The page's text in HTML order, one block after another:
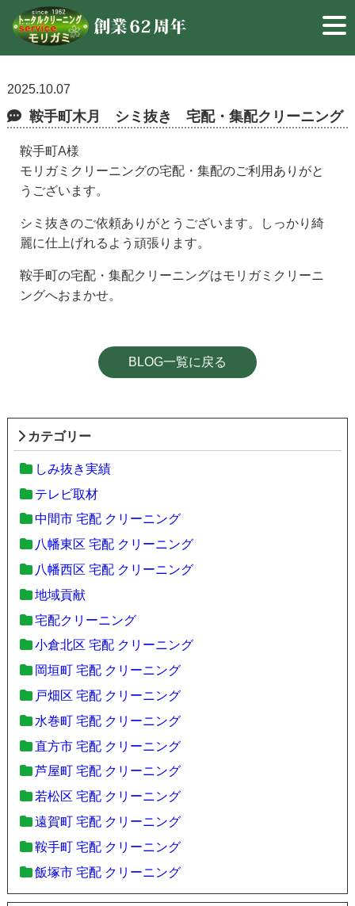
2025.10.07
鞍手町木月 シミ抜き 宅配・集配クリーニング
鞍手町A様
モリガミクリーニングの宅配・集配のご利用ありがと
うございます。
シミ抜きのご依頼ありがとうございます。しっかり綺
麗に仕上げれるよう頑張ります。
鞍手町の宅配・集配クリーニングはモリガミクリーニ
ングへおまかせ。
BLOG一覧に戻る
カテゴリー
しみ抜き実績
テレビ取材
中間市 宅配 クリーニング
八幡東区 宅配 クリーニング
八幡西区 宅配 クリーニング
地域貢献
宅配クリーニング
小倉北区 宅配 クリーニング
岡垣町 宅配 クリーニング
戸畑区 宅配 クリーニング
水巻町 宅配 クリーニング
直方市 宅配 クリーニング
芦屋町 宅配 クリーニング
若松区 宅配 クリーニング
遠賀町 宅配 クリーニング
鞍手町 宅配 クリーニング
飯塚市 宅配 クリーニング